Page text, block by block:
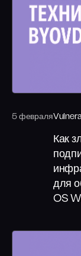
5 февраля
Как
для
OS